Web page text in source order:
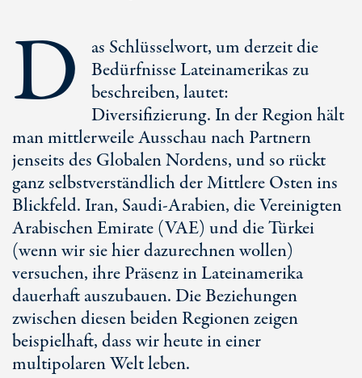
D
as Schlüsselwort, um derzeit die
Bedürfnisse Lateinamerikas zu
beschreiben, lautet:
Diversifizierung. In der Region hält
man mittlerweile Ausschau nach Partnern
jenseits des Globalen Nordens, und so rückt
ganz selbstverständlich der Mittlere Osten ins
Blickfeld. Iran, Saudi-Arabien, die Vereinigten
Arabischen Emirate (VAE) und die Türkei
(wenn wir sie hier dazurechnen wollen)
versuchen, ihre Präsenz in Lateinamerika
dauerhaft auszubauen. Die Beziehungen
zwischen diesen beiden Regionen zeigen
beispielhaft, dass wir heute in einer
multipolaren Welt leben.